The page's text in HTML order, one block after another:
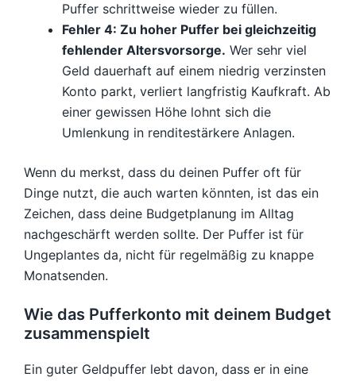
Puffer schrittweise wieder zu füllen.
Fehler 4: Zu hoher Puffer bei gleichzeitig
fehlender Altersvorsorge. Wer sehr viel
Geld dauerhaft auf einem niedrig verzinsten
Konto parkt, verliert langfristig Kaufkraft. Ab
einer gewissen Höhe lohnt sich die
Umlenkung in renditestärkere Anlagen.
Wenn du merkst, dass du deinen Puffer oft für
Dinge nutzt, die auch warten könnten, ist das ein
Zeichen, dass deine Budgetplanung im Alltag
nachgeschärft werden sollte. Der Puffer ist für
Ungeplantes da, nicht für regelmäßig zu knappe
Monatsenden.
Wie das Pufferkonto mit deinem Budget
zusammenspielt
Ein guter Geldpuffer lebt davon, dass er in eine